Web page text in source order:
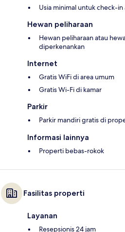
Usia minimal untuk check-in
Hewan peliharaan
Hewan peliharaan atau
diperkenankan
Internet
Gratis WiFi di area umum
Gratis Wi-Fi di kamar
Parkir
Parkir mandiri gratis di
Informasi lainnya
Properti bebas-rokok
Fasilitas properti
Layanan
Resepsionis 24 jam